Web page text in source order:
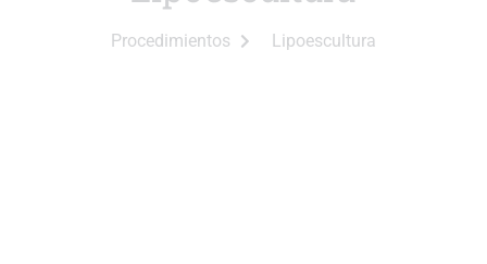
Procedimientos Lipoescultura